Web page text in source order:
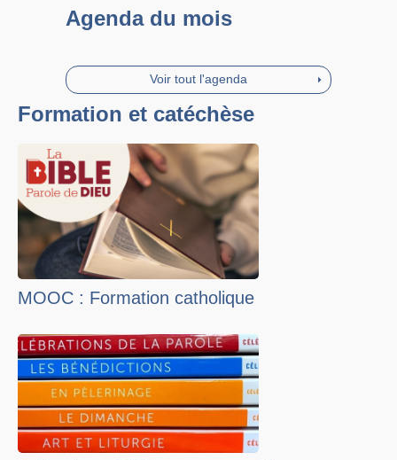
Agenda du mois
Voir tout l'agenda
Formation et catéchèse
MOOC : Formation catholique